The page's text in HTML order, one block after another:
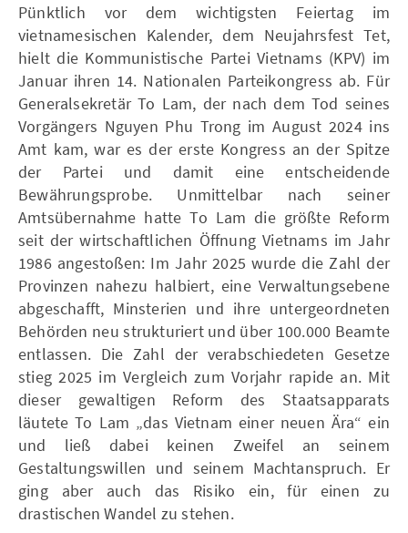
Pünktlich vor dem wichtigsten Feiertag im
vietnamesischen Kalender, dem Neujahrsfest Tet,
hielt die Kommunistische Partei Vietnams (KPV) im
Januar ihren 14. Nationalen Parteikongress ab. Für
Generalsekretär To Lam, der nach dem Tod seines
Vorgängers Nguyen Phu Trong im August 2024 ins
Amt kam, war es der erste Kongress an der Spitze
der Partei und damit eine entscheidende
Bewährungsprobe. Unmittelbar nach seiner
Amtsübernahme hatte To Lam die größte Reform
seit der wirtschaftlichen Öffnung Vietnams im Jahr
1986 angestoßen: Im Jahr 2025 wurde die Zahl der
Provinzen nahezu halbiert, eine Verwaltungsebene
abgeschafft, Minsterien und ihre untergeordneten
Behörden neu strukturiert und über 100.000 Beamte
entlassen. Die Zahl der verabschiedeten Gesetze
stieg 2025 im Vergleich zum Vorjahr rapide an. Mit
dieser gewaltigen Reform des Staatsapparats
läutete To Lam „das Vietnam einer neuen Ära“ ein
und ließ dabei keinen Zweifel an seinem
Gestaltungswillen und seinem Machtanspruch. Er
ging aber auch das Risiko ein, für einen zu
drastischen Wandel zu stehen.